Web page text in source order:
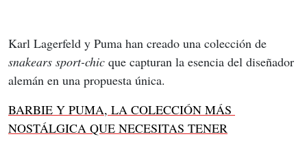
Karl Lagerfeld y Puma han creado una colección de
snakears sport-chic que capturan la esencia del diseñador
alemán en una propuesta única.
BARBIE Y PUMA, LA COLECCIÓN MÁS
NOSTÁLGICA QUE NECESITAS TENER